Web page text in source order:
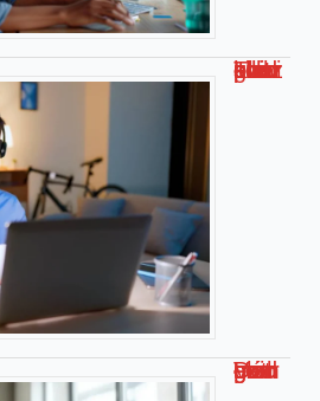
Travailler chez soi pour kiabi : le guide complet !
Découvrez malgrim com : Votre guide complet